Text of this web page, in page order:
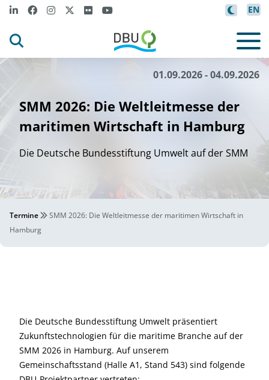
EN
@ Ham
bur g M
esse und Congr
ess/
Rene Zi
01.09.2026 - 04.09.2026
SMM 2026: Die Weltleitmesse der
maritimen Wirtschaft in Hamburg
Die Deutsche Bundesstiftung Umwelt auf der SMM
Termine
SMM 2026: Die Weltleitmesse der maritimen Wirtschaft in
Hamburg
Die Deutsche Bundesstiftung Umwelt präsentiert
Zukunftstechnologien für die maritime Branche auf der
SMM 2026 in Hamburg. Auf unserem
Gemeinschaftsstand (Halle A1, Stand 543) sind folgende